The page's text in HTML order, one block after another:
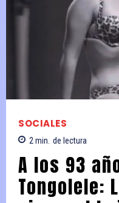
SOCIALES
2 min. de lectura
A los 93
Tongolele: